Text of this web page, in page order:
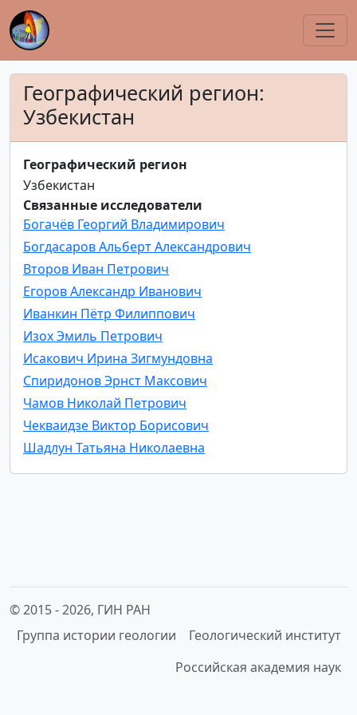
Географический регион:
Узбекистан
Географический регион
Узбекистан
Связанные исследователи
Богачёв Георгий Владимирович
Богдасаров Альберт Александрович
Второв Иван Петрович
Егоров Александр Иванович
Иванкин Пётр Филиппович
Изох Эмиль Петрович
Исакович Ирина Зигмундовна
Спиридонов Эрнст Максович
Чамов Николай Петрович
Чекваидзе Виктор Борисович
Шадлун Татьяна Николаевна
© 2015 -2026, ГИН РАН
Группа истории геологии
Геологический институт
Российская академия наук